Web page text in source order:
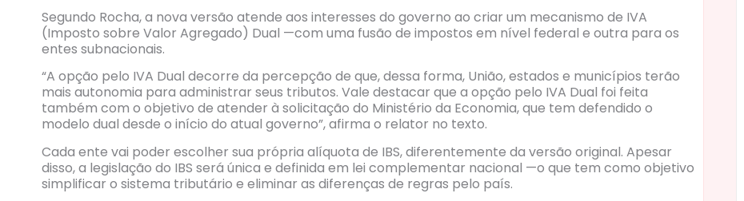
Segundo Rocha, a nova versão atende aos interesses do governo ao criar um mecanismo de IVA
(Imposto sobre Valor Agregado) Dual —com uma fusão de impostos em nível federal e outra para os
entes subnacionais.
“A opção pelo IVA Dual decorre da percepção de que, dessa forma, União, estados e municípios terão
mais autonomia para administrar seus tributos. Vale destacar que a opção pelo IVA Dual foi feita
também com o objetivo de atender à solicitação do Ministério da Economia, que tem defendido o
modelo dual desde o início do atual governo”, afirma o relator no texto.
Cada ente vai poder escolher sua própria alíquota de IBS, diferentemente da versão original. Apesar
disso, a legislação do IBS será única e definida em lei complementar nacional —o que tem como objetivo
simplificar o sistema tributário e eliminar as diferenças de regras pelo país.